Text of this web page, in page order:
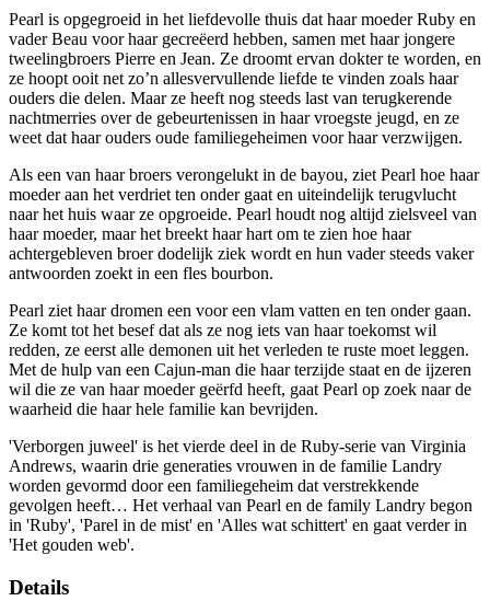
Pearl is opgegroeid in het liefdevolle thuis dat haar moeder Ruby en
vader Beau voor haar gecreëerd hebben, samen met haar jongere
tweelingbroers Pierre en Jean. Ze droomt ervan dokter te worden, en
ze hoopt ooit net zo’n allesvervullende liefde te vinden zoals haar
ouders die delen. Maar ze heeft nog steeds last van terugkerende
nachtmerries over de gebeurtenissen in haar vroegste jeugd, en ze
weet dat haar ouders oude familiegeheimen voor haar verzwijgen.
Als een van haar broers verongelukt in de bayou, ziet Pearl hoe haar
moeder aan het verdriet ten onder gaat en uiteindelijk terugvlucht
naar het huis waar ze opgroeide. Pearl houdt nog altijd zielsveel van
haar moeder, maar het breekt haar hart om te zien hoe haar
achtergebleven broer dodelijk ziek wordt en hun vader steeds vaker
antwoorden zoekt in een fles bourbon.
Pearl ziet haar dromen een voor een vlam vatten en ten onder gaan.
Ze komt tot het besef dat als ze nog iets van haar toekomst wil
redden, ze eerst alle demonen uit het verleden te ruste moet leggen.
Met de hulp van een Cajun-man die haar terzijde staat en de ijzeren
wil die ze van haar moeder geërfd heeft, gaat Pearl op zoek naar de
waarheid die haar hele familie kan bevrijden.
'Verborgen juweel' is het vierde deel in de Ruby-serie van Virginia
Andrews, waarin drie generaties vrouwen in de familie Landry
worden gevormd door een familiegeheim dat verstrekkende
gevolgen heeft… Het verhaal van Pearl en de family Landry begon
in 'Ruby', 'Parel in de mist' en 'Alles wat schittert' en gaat verder in
'Het gouden web'.
Details